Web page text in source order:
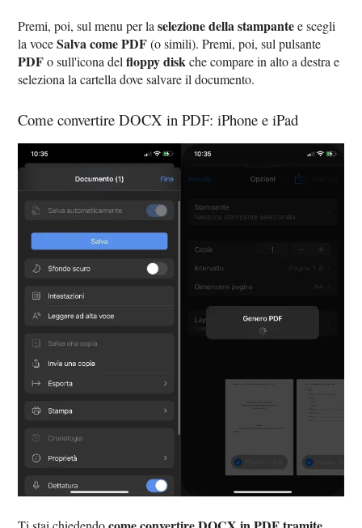
Premi, poi, sul menu per laselezione della stampantee scegli
la voceSalva come PDF(o simili). Premi, poi, sul pulsante
PDFo sull'icona delfloppy diskche compare in alto a destra e
seleziona la cartella dove salvare il documento.
Come convertire DOCX in PDF: iPhone e iPad